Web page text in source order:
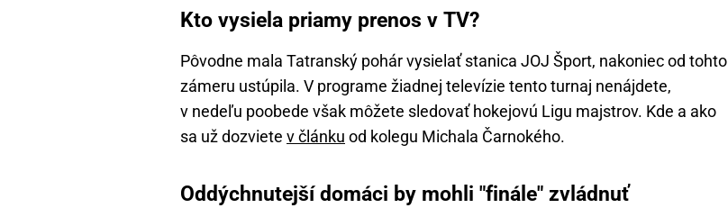
Kto vysiela priamy prenos v TV?
Pôvodne mala Tatranský pohár vysielať stanica JOJ Šport, nakoniec od tohto
zámeru ustúpila. V programe žiadnej televízie tento turnaj nenájdete,
v nedeľu poobede však môžete sledovať hokejovú Ligu majstrov. Kde a ako
sa už dozviete v článku od kolegu Michala Čarnokého.
Oddýchnutejší domáci by mohli "finále" zvládnuť